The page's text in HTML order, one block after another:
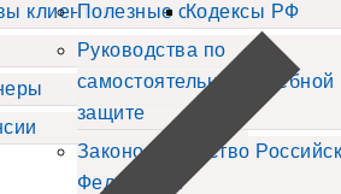
клиентовПолезные статьи
Руководства по
самостоятельной судебной
защите
Законодательство
Федерации
Кодексы РФ